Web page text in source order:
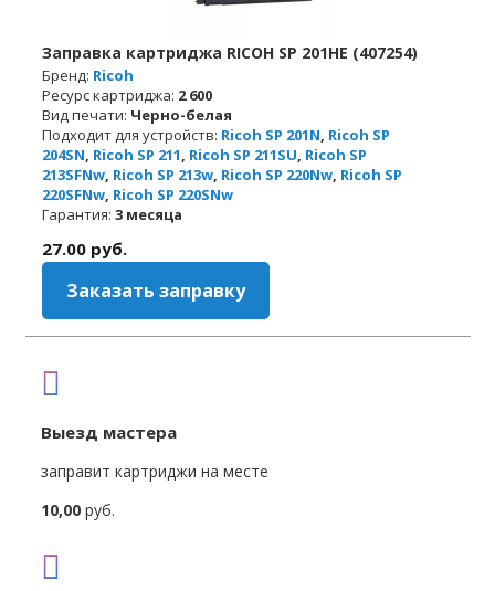
Заправка картриджа RICOH SP 201HE (407254)
Бренд: Ricoh
Ресурс картриджа: 2 600
Вид печати: Черно-белая
Подходит для устройств: Ricoh SP 201N, Ricoh SP
204SN, Ricoh SP 211, Ricoh SP 211SU, Ricoh SP
213SFNw, Ricoh SP 213w, Ricoh SP 220Nw, Ricoh SP
220SFNw, Ricoh SP 220SNw
Гарантия: 3 месяца
27.00 руб.
Заказать заправку
Выезд мастера
заправит картриджи на месте
10,00руб.